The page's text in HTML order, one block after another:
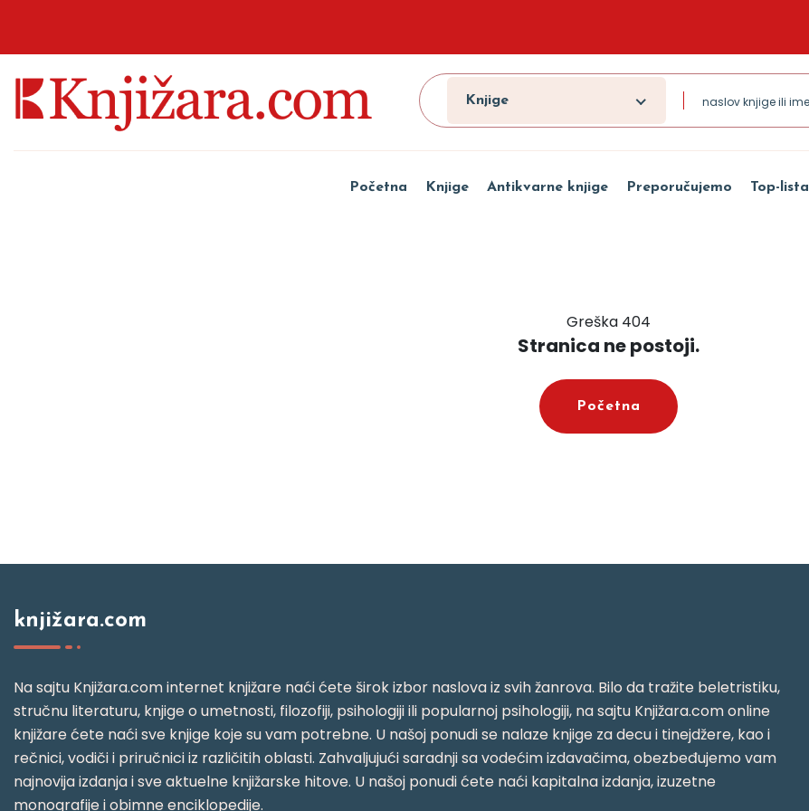
Knjige
Početna Knjige Antikvarne knjige Preporučujemo Top-lista
Greška 404
Stranica ne postoji.
Početna
knjižara.com
Na sajtu Knjižara.com internet knjižare naći ćete širok izbor naslova iz svih žanrova. Bilo da tražite beletristiku,
stručnu literaturu, knjige o umetnosti, filozofiji, psihologiji ili popularnoj psihologiji, na sajtu Knjižara.com online
knjižare ćete naći sve knjige koje su vam potrebne. U našoj ponudi se nalaze knjige za decu i tinejdžere, kao i
rečnici, vodiči i priručnici iz različitih oblasti. Zahvaljujući saradnji sa vodećim izdavačima, obezbeđujemo vam
najnovija izdanja i sve aktuelne knjižarske hitove. U našoj ponudi ćete naći kapitalna izdanja, izuzetne
monografije i obimne enciklopedije.